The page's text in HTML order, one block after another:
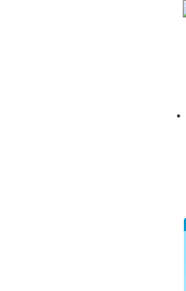
・